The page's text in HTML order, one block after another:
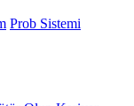
Prob Sistemi